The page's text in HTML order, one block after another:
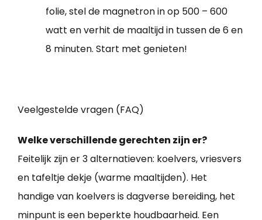
folie, stel de magnetron in op 500 – 600
watt en verhit de maaltijd in tussen de 6 en
8 minuten. Start met genieten!
Veelgestelde vragen (FAQ)
Welke verschillende gerechten zijn er?
Feitelijk zijn er 3 alternatieven: koelvers, vriesvers
en tafeltje dekje (warme maaltijden). Het
handige van koelvers is dagverse bereiding, het
minpunt is een beperkte houdbaarheid. Een